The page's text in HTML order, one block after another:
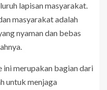
lapisan masyarakat.
masyarakat adalah
nyaman dan bebas
ini merupakan bagian dari
untuk menjaga